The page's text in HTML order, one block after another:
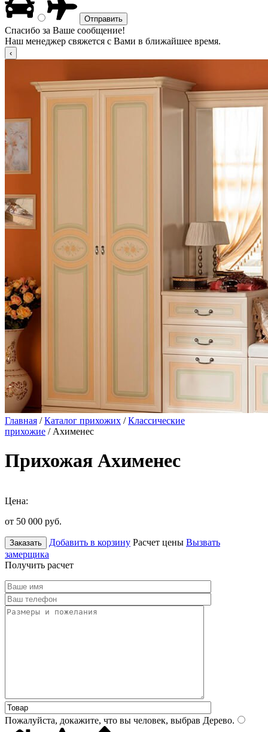
Спасибо за Ваше сообщение!
Наш менеджер свяжется с Вами в ближайшее время.
Главная /Каталог прихожих /Классические
прихожие / Ахименес
Прихожая Ахименес
Цена:
от 50 000 руб.
Заказать Добавить в корзину Расчет цены Вызвать
замерщика
Получить расчет
Пожалуйста, докажите, что вы человек, выбрав Дерево.